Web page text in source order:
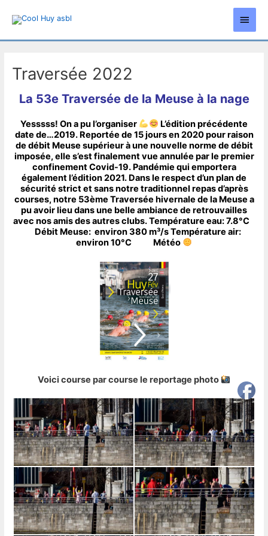
Menu
Traversée 2022
La 53e Traversée de la Meuse à la nage
Yesssss! On a pu l’organiser
L’édition précédente
date de…2019. Reportée de 15 jours en 2020 pour raison
de débit Meuse supérieur à une nouvelle norme de débit
imposée, elle s’est finalement vue annulée par le premier
confinement Covid-19. Pandémie qui emportera
également l’édition 2021. Dans le respect d’un plan de
sécurité strict et sans notre traditionnel repas d’après
courses, notre 53ème Traversée hivernale de la Meuse a
pu avoir lieu dans une belle ambiance de retrouvailles
avec nos amis des autres clubs. Température eau: 7.8°C
Débit Meuse: environ 380 m³/s Température air:
environ 10°C Météo
Voici course par course le reportage photo